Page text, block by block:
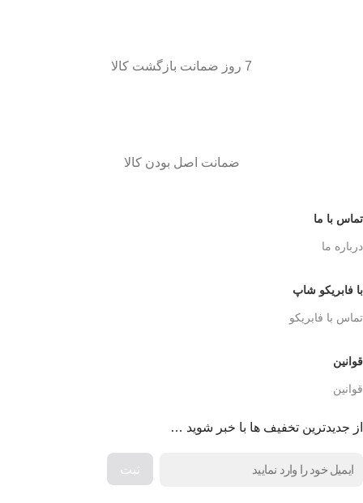
7 روز ضمانت بازگشت کالا
ضمانت اصل بودن کالا
تماس با ما
درباره ما
با فابریکو شاپ
تماس با فابریکو
قوانین
قوانین
از جدیدترین تخفیف ها با خبر شوید …